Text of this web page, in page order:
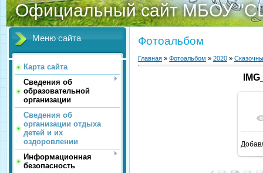
Официальный сайт МБОУ
Меню сайта
Карта сайта
Сведения об
образовательной
организации
Сведения об
организации отдыха
детей и их
оздоровлении
Информационная
безопасность
Фотоальбом
Главная » Фотоальбом » 2020 »